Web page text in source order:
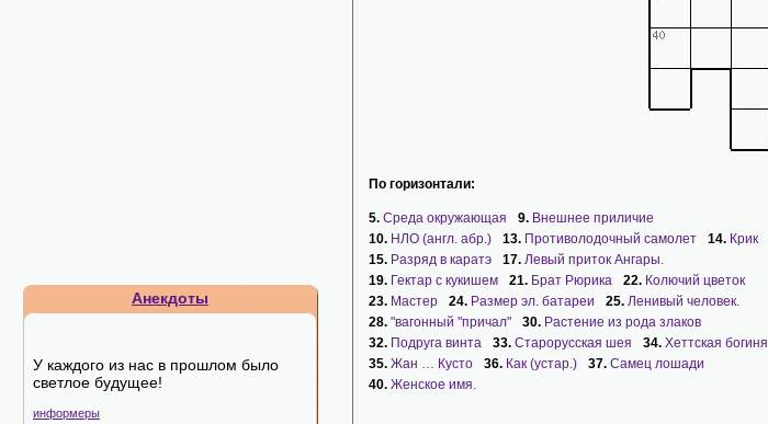
Анекдоты
У каждого из нас в прошлом было
светлое будущее!
информеры
По горизонтали:
5. Среда окружающая 9. Внешнее приличие
10. НЛО (англ. абр.) 13. Противолодочный самолет 14. Крик
15. Разряд в каратэ 17. Левый приток Ангары.
19. Гектар с кукишем 21. Брат Рюрика 22. Колючий цветок
23. Мастер 24. Размер эл. батареи 25. Ленивый человек.
28. "вагонный "причал" 30. Растение из рода злаков
32. Подруга винта 33. Старорусская шея 34. Хеттская богиня
35. Жан … Кусто 36. Как (устар.) 37. Самец лошади
40. Женское имя.